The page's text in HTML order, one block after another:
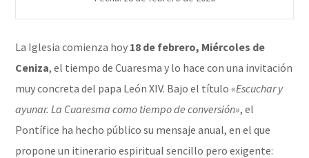
La Iglesia comienza hoy 18 de febrero, Miércoles de
Ceniza, el tiempo de Cuaresma y lo hace con una invitación
muy concreta del papa León XIV. Bajo el título«Escuchar y
ayunar. La Cuaresma como tiempo de conversión», el
Pontífice ha hecho público su mensaje anual, en el que
propone un itinerario espiritual sencillo pero exigente: